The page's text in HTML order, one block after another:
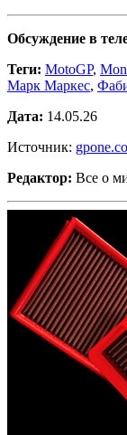
Обсуждение в
Теги: MotoGP,
Марк Маркес,
Дата: 14.05.26
Источник:
Редактор: Все о